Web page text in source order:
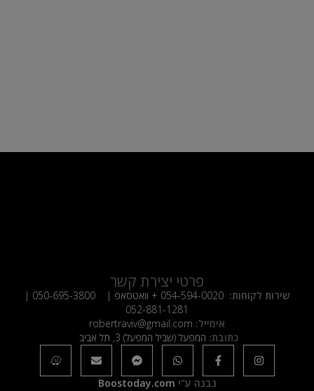
פרטי יצירת קשר
שירות לקוחות: 054-594-0020 + וואטסאפ | 050-695-3800
|
052-881-1281
אימייל: robertraviv@gmail.com
כתובת: המפעל (שביל המפעל) 3, תל אביב
נבנה ע"י Boostoday.com